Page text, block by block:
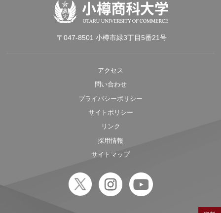
〒047-8501 小樽市緑3丁目5番21号
アクセス
問い合わせ
プライバシーポリシー
サイトポリシー
リンク
採用情報
サイトマップ